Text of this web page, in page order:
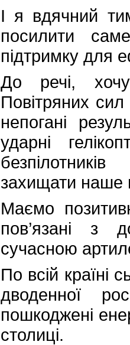
І я вдячний
посилити
підтримку для
До речі, хочу
Повітряних
непогані
ударні
захищати наше
Маємо
пов’язані з
сучасною
По всій країні
дводенної
пошкоджені
столиці.